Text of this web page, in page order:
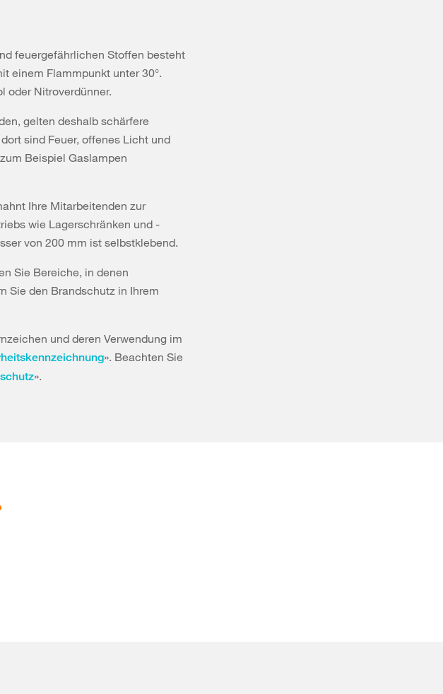
feuergefährlichen Stoffen besteht
einem Flammpunkt unter 30°.
oder Nitroverdünner.
gelten deshalb schärfere
sind Feuer, offenes Licht und
Beispiel Gaslampen
Ihre Mitarbeitenden zur
wie Lagerschränken und -
von 200 mm ist selbstklebend.
Sie Bereiche, in denen
Sie den Brandschutz in Ihrem
und deren Verwendung im
». Beachten Sie
».